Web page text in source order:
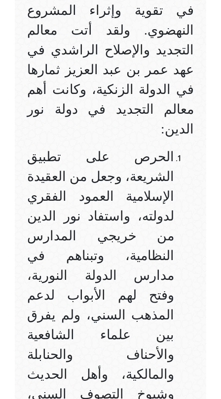
في تقوية وإثراء المشروع
النهضوي. ولقد أتت معالم
التجديد والإصلاح الراشدي في
عهد عمر بن عبد العزيز ثمارها
في الدولة الزنكية، وكانت أهم
معالم التجديد في دولة نور
الدين:
الحرص على تطبيق
الشريعة، وجعل من العقيدة
الإسلامية العمود الفقري
لدولته، واستفاد نور الدين
من خريجي المدارس
النظامية، وتبناهم في
مدارس الدولة النورية،
وفتح لهم الأبواب لدعم
المذهب السني، ولم يفرق
بين علماء الشافعية
والأحناف والحنابلة
والمالكية، وأهل الحديث
وشيوخ التصوف السني،